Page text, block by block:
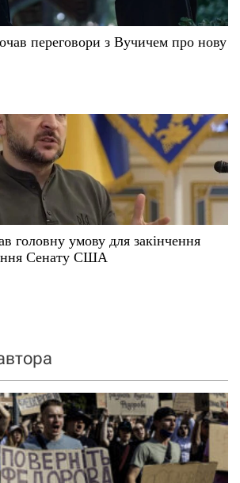
переговори з Вучичем про нову
головну умову для закінчення
Сенату США